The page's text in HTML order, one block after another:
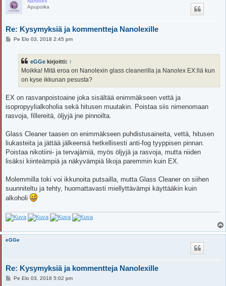
Apupoika
Re: Kysymyksiä ja kommentteja Nanolexille
VPe Elo 03, 2018 2:45 pm
eGGe kirjoitti: ↑
Moikka! Mitä eroa on Nanolexin glass cleanerilla ja Nanolex EX:llä kun
on kyse ikkunan pesusta?
EX on rasvanpoistoaine joka sisältää enimmäkseen vettä ja
isopropyylialkoholia sekä hitusen muutakin. Poistaa siis nimenomaan
rasvoja, fillereitä, öljyjä jne pinnoilta.
Glass Cleaner taasen on enimmäkseen puhdistusaineita, vettä, hitusen
liukasteita ja jättää jälkeensä hetkellisesti anti-fog tyyppisen pinnan.
Poistaa nikotiini- ja tervajämiä, myös öljyjä ja rasvoja, mutta niiden
lisäksi kiinteämpiä ja näkyvämpiä likoja paremmin kuin EX.
Molemmilla toki voi ikkunoita putsailla, mutta Glass Cleaner on siihen
suunniteltu ja tehty, huomattavasti miellyttävämpi käyttääkin kuin
alkoholi
l
eGGe
Re: Kysymyksiä ja kommentteja Nanolexille
VPe Elo 03, 2018 5:02 pm